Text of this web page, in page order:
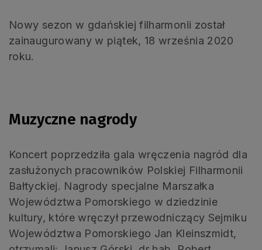
Nowy sezon w gdańskiej filharmonii został
zainaugurowany w piątek, 18 września 2020
roku.
Muzyczne nagrody
Koncert poprzedziła gala wręczenia nagród dla
zasłużonych pracowników Polskiej Filharmonii
Bałtyckiej. Nagrody specjalne Marszałka
Województwa Pomorskiego w dziedzinie
kultury, które wręczył przewodniczący Sejmiku
Województwa Pomorskiego Jan Kleinszmidt,